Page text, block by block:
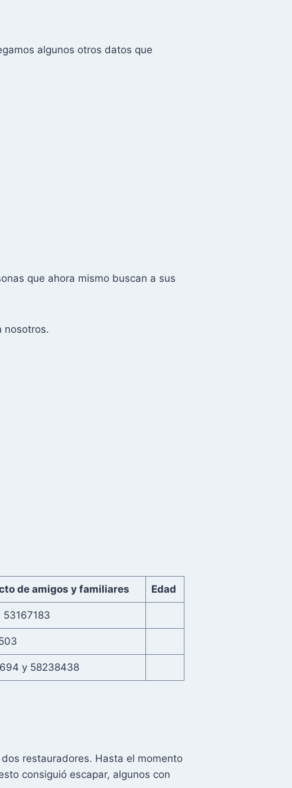
algunos otros datos que
que ahora mismo buscan a sus
nosotros.
de amigos y familiares Edad
53167183
y 58238438
restauradores. Hasta el momento
consiguió escapar, algunos con